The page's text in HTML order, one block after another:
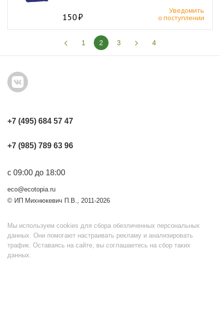
150
Уведомить
о поступлении
1 2 3 4
+7 (495) 684 57 47
+7 (985) 789 63 96
с 09:00 до 18:00
eco@ecotopia.ru
© ИП Михнюкевич П.В., 2011-2026
Мы используем cookies для сбора обезличенных персональных
данных. Они помогают настраивать рекламу и анализировать
трафик. Оставаясь на сайте, вы соглашаетесь на сбор таких
данных.